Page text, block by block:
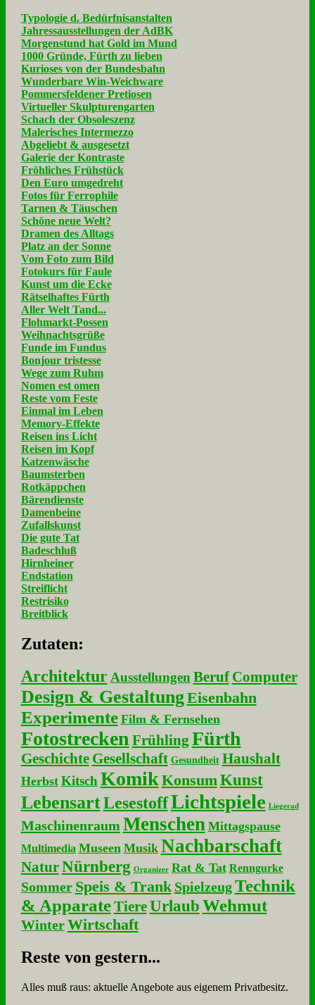
Typologie d. Bedürfnisanstalten
Jahressausstellungen der AdBK
Morgenstund hat Gold im Mund
1000 Gründe, Fürth zu lieben
Kurioses von der Bundesbahn
Wunderbare Win-Weichware
Pommersfeldener Pretiosen
Virtueller Skulpturengarten
Schach der Obsoleszenz
Malerisches Intermezzo
Abgeliebt & ausgesetzt
Galerie der Kontraste
Fröhliches Frühstück
Den Euro umgedreht
Fotos für Ferrophile
Tarnen & Täuschen
Schöne neue Welt?
Dramen des Alltags
Platz an der Sonne
Vom Foto zum Bild
Fotokurs für Faule
Kunst um die Ecke
Rätselhaftes Fürth
Aller Welt Tand...
Flohmarkt-Possen
Weihnachtsgrüße
Funde im Fundus
Bonjour tristesse
Wege zum Ruhm
Nomen est omen
Reste vom Feste
Einmal im Leben
Memory-Effekte
Reisen ins Licht
Reisen im Kopf
Katzenwäsche
Baumsterben
Rotkäppchen
Bärendienste
Damenbeine
Zufallskunst
Die gute Tat
Badeschluß
Hirnheiner
Endstation
Streiflicht
Restrisiko
Breitblick
Zu­ta­ten:
Architektur Ausstellungen Beruf Computer
Design & GestaltungEisenbahn
Experimente Film & Fernsehen
Fotostrecken Frühling Fürth
Geschichte Gesellschaft Gesundheit Haushalt
Herbst Kitsch KomikKonsumKunst
LebensartLesestoffLichtspiele Liegerad
Maschinenraum Menschen Mittagspause
Multimedia Museen Musik Nachbarschaft
NaturNürnberg Organizer Rat & Tat Renngurke
Sommer Speis & Trank Spielzeug Technik
& Apparate Tiere UrlaubWehmut
Winter Wirtschaft
Re­ste von ge­stern...
Alles muß raus: aktuelle An­ge­bo­te aus eigenem Privatbesitz.